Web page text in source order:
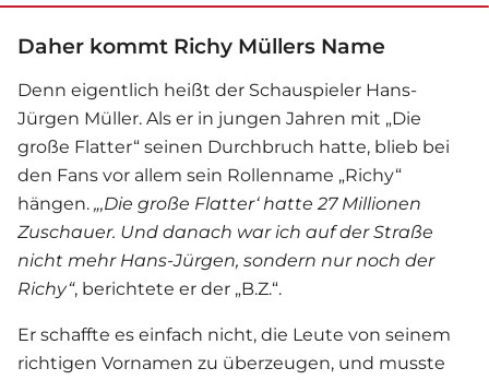
Daher kommt Richy Müllers Name
Denn eigentlich heißt der Schauspieler Hans-
Jürgen Müller. Als er in jungen Jahren mit „Die
große Flatter“ seinen Durchbruch hatte, blieb bei
den Fans vor allem sein Rollenname „Richy“
hängen. „‚Die große Flatter‘ hatte 27 Millionen
Zuschauer. Und danach war ich auf der Straße
nicht mehr Hans-Jürgen, sondern nur noch der
Richy“, berichtete er der „B.Z.“.
Er schaffte es einfach nicht, die Leute von seinem
richtigen Vornamen zu überzeugen, und musste